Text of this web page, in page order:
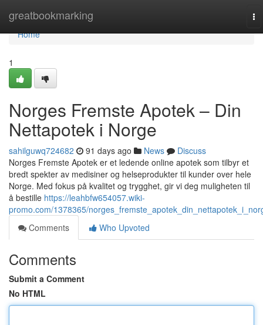
greatbookmarking
Home
Home
1
Norges Fremste Apotek – Din
Nettapotek i Norge
sahilguwq724682 91 days ago News
Discuss
Norges Fremste Apotek er et ledende online apotek som tilbyr et
bredt spekter av medisiner og helseprodukter til kunder over hele
Norge. Med fokus på kvalitet og trygghet, gir vi deg muligheten til
å bestille https://leahbfw654057.wiki-
promo.com/1378365/
Comments
Who Upvoted
Comments
Submit a Comment
No HTML